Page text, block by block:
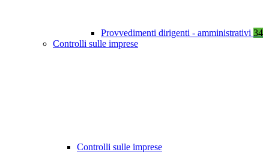
Provvedimenti dirigenti - amministrativi 34
Controlli sulle imprese
Controlli sulle imprese